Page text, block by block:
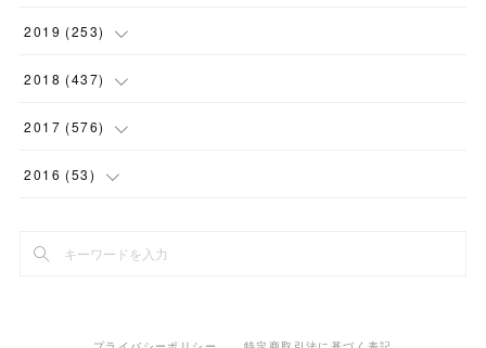
(2 )
(2)
(2)
( 1 )
(3)
(3)
(1)
(9)
(19)
(12)
(11)
(12)
(22
(17)
2019 (253)
(14)
(27)
(22
(32)
2018 (437)
(23)
(24
( 14)
2017 (576)
(44
44)
2016 (53)
20)